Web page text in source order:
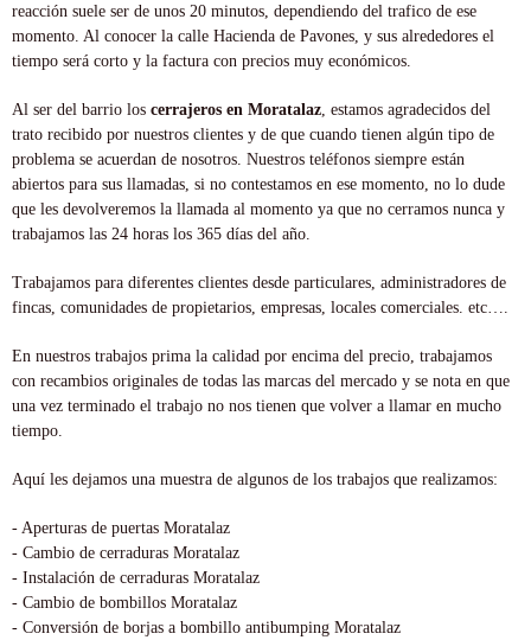
reacción suele ser de unos 20 minutos, dependiendo del trafico de ese
momento. Al conocer la calle Hacienda de Pavones, y sus alrededores el
tiempo será corto y la factura con precios muy económicos.
Al ser del barrio los cerrajeros en Moratalaz , estamos agradecidos del
trato recibido por nuestros clientes y de que cuando tienen algún tipo de
problema se acuerdan de nosotros. Nuestros teléfonos siempre están
abiertos para sus llamadas, si no contestamos en ese momento, no lo dude
que les devolveremos la llamada al momento ya que no cerramos nunca y
trabajamos las 24 horas los 365 días del año.
Trabajamos para diferentes clientes desde particulares, administradores de
fincas, comunidades de propietarios, empresas, locales comerciales. etc….
En nuestros trabajos prima la calidad por encima del precio, trabajamos
con recambios originales de todas las marcas del mercado y se nota en que
una vez terminado el trabajo no nos tienen que volver a llamar en mucho
tiempo.
Aquí les dejamos una muestra de algunos de los trabajos que realizamos:
- Aperturas de puertas Moratalaz
- Cambio de cerraduras Moratalaz
- Instalación de cerraduras Moratalaz
- Cambio de bombillos Moratalaz
- Conversión de borjas a bombillo antibumping Moratalaz